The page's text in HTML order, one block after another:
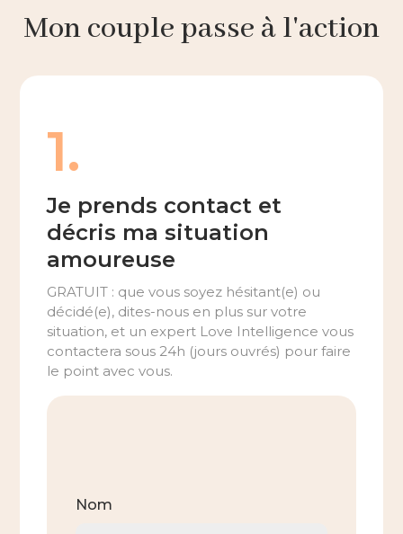
Mon couple passe à l'action
1.
Je prends contact et
décris ma situation
amoureuse
GRATUIT : que vous soyez hésitant(e) ou
décidé(e), dites-nous en plus sur votre
situation, et un expert Love Intelligence vous
contactera sous 24h (jours ouvrés) pour faire
le point avec vous.
Nom